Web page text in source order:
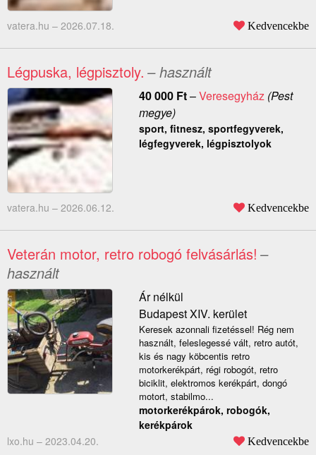
vatera.hu – 2026.07.18. Kedvencekbe
Légpuska, légpisztoly. – használt
40 000 Ft–Veresegyház(Pest
megye)
sport, fitnesz, sportfegyverek,
légfegyverek, légpisztolyok
vatera.hu – 2026.06.12. Kedvencekbe
Veterán motor, retro robogó felvásárlás! –
használt
Ár nélkül
Budapest XIV. kerület
Keresek azonnali fizetéssel! Rég nem
használt, feleslegessé vált, retro autót,
kis és nagy köbcentis retro
motorkerékpárt, régi robogót, retro
biciklit, elektromos kerékpárt, dongó
motort, stabilmo...
motorkerékpárok, robogók,
kerékpárok
lxo.hu – 2023.04.20. Kedvencekbe